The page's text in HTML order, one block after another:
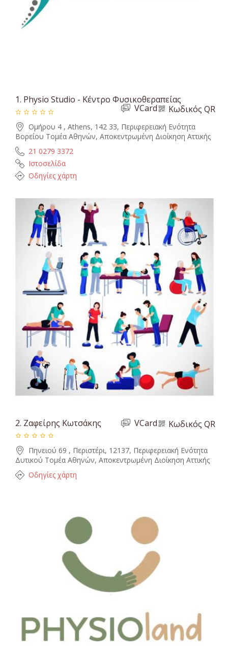
1. Physio Studio - Κέντρο Φυσικοθεραπείας
Κωδικός QR
VCard
Ομήρου 4 , Athens, 142 33, Περιφερειακή Ενότητα
Βορείου Τομέα Αθηνών, Αποκεντρωμένη Διοίκηση Αττικής
21 0279 3372
Ιστοσελίδα
Οδηγίες χάρτη
2. Ζαφείρης Κωτσάκης Κωδικός QR
VCard
Πηνειού 69 , Περιστέρι, 12137, Περιφερειακή Ενότητα
Δυτικού Τομέα Αθηνών, Αποκεντρωμένη Διοίκηση Αττικής
Οδηγίες χάρτη